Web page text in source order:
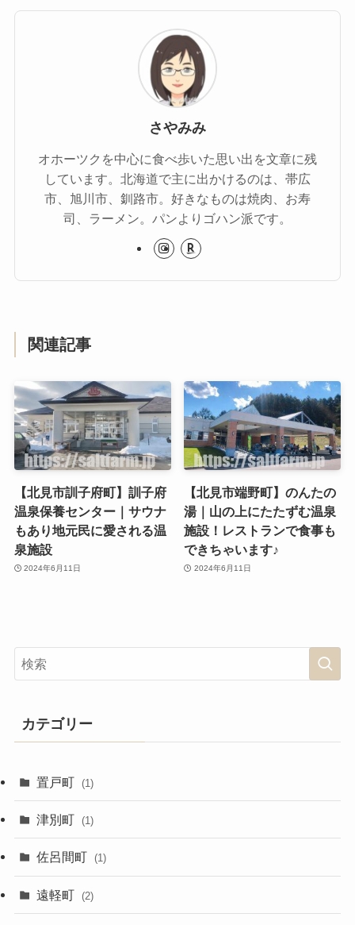
さやみみ
オホーツクを中心に食べ歩いた思い出を文章に残
しています。北海道で主に出かけるのは、帯広
市、旭川市、釧路市。好きなものは焼肉、お寿
司、ラーメン。パンよりゴハン派です。
関連記事
【北見市訓子府町】訓子府
温泉保養センター｜サウナ
もあり地元民に愛される温
泉施設
2024年6月11日
【北見市端野町】のんたの
湯｜山の上にたたずむ温泉
施設！レストランで食事も
できちゃいます♪
2024年6月11日
カテゴリー
置戸町 (1)
津別町 (1)
佐呂間町 (1)
遠軽町 (2)